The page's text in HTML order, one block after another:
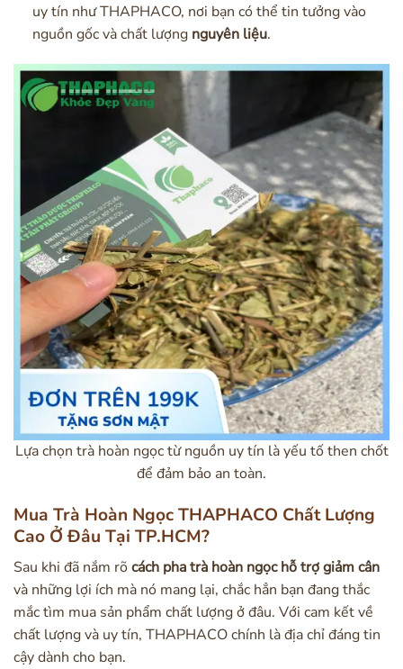
uy tín như THAPHACO, nơi bạn có thể tin tưởng vào
nguồn gốc và chất lượng nguyên liệu.
Lựa chọn trà hoàn ngọc từ nguồn uy tín là yếu tố then chốt
để đảm bảo an toàn.
Mua Trà Hoàn Ngọc THAPHACO Chất Lượng
Cao Ở Đâu Tại TP.HCM?
Sau khi đã nắm rõcách pha trà hoàn ngọc hỗ trợ giảm cân
và những lợi ích mà nó mang lại, chắc hẳn bạn đang thắc
mắc tìm mua sản phẩm chất lượng ở đâu. Với cam kết về
chất lượng và uy tín, THAPHACO chính là địa chỉ đáng tin
cậy dành cho bạn.